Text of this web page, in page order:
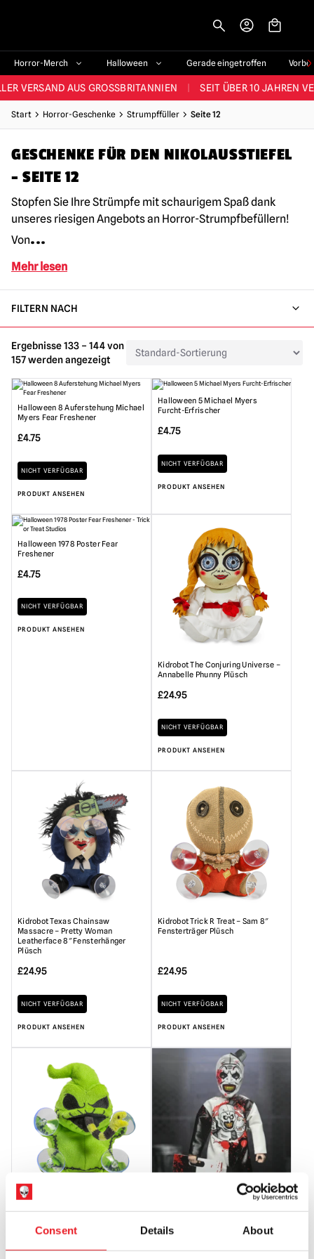
Consent Details About
Horror-Merch Halloween Gerade eingetroffen
SORTIMENT IM VEREINIGTEN KÖNIGREICH | ÜBER 60.000
VERSAND AUS GROSSBRITANNIEN SEIT ÜBER 10 JAHREN
JEDE WOCHE NEUE HORROR-FANARTIKEL
SORTIMENT IM VEREINIGTEN KÖNIGREICH | ÜBER 60.000
Start Horror-Geschenke Strumpffüller Seite 12
GESCHENKE FÜR DEN NIKOLAUSSTIEFEL
– SEITE 12
Stopfen Sie Ihre Strümpfe mit schaurigem Spaß dank
unseres riesigen Angebots an Horror-Strumpfbefüllern!
Von...
Mehr lesen
FILTERN NACH
Ergebnisse 133 – 144 von
157 werden angezeigt
Halloween 8 Auferstehung Michael
Myers Fear Freshener
£4.75
NICHT VERFÜGBAR
PRODUKT ANSEHEN
Halloween 5 Michael Myers
Furcht-Erfrischer
£4.75
NICHT VERFÜGBAR
PRODUKT ANSEHEN
Halloween 1978 Poster Fear
Freshener
£4.75
NICHT VERFÜGBAR
PRODUKT ANSEHEN
Kidrobot The Conjuring Universe –
Annabelle Phunny Plüsch
£24.95
NICHT VERFÜGBAR
PRODUKT ANSEHEN
Kidrobot Texas Chainsaw
Massacre – Pretty Woman
Leatherface 8″ Fensterhänger
Plüsch
£24.95
NICHT VERFÜGBAR
PRODUKT ANSEHEN
Kidrobot Trick R Treat – Sam 8″
Fensterträger Plüsch
£24.95
NICHT VERFÜGBAR
PRODUKT ANSEHEN
Kidrobot The Nightmare Before
24.95
NECA Ben Cooper Kostüm
£24.95